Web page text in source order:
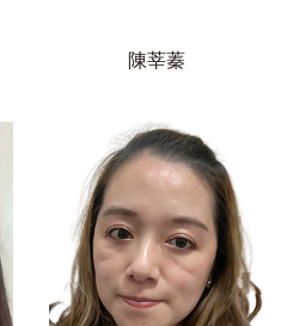
陳莘蓁